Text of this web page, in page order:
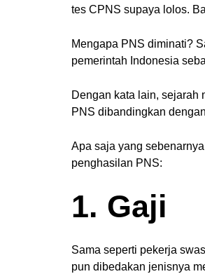
tes CPNS supaya lolos.
Mengapa PNS diminati?
pemerintah Indonesia
Dengan kata lain, sejarah
PNS dibandingkan
Apa saja yang
penghasilan PNS:
1. Gaji
Sama seperti pekerja
pun dibedakan jenisnya